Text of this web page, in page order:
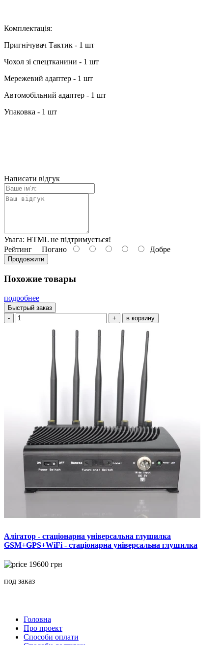
Комплектація:
Пригнічувач Тактик - 1 шт
Чохол зі спецтканини - 1 шт
Мережевий адаптер - 1 шт
Автомобільний адаптер - 1 шт
Упаковка - 1 шт
Написати відгук
Увага: HTML не підтримується!
Рейтинг Погано Добре
Продовжити
Похожие товары
подробнее
Быстрый заказ
-
+ в корзину
Алігатор - стаціонарна універсальна глушилка
GSM+GPS+WiFi - стаціонарна універсальна глушилка
19600 грн
под заказ
Головна
Про проект
Способи оплати